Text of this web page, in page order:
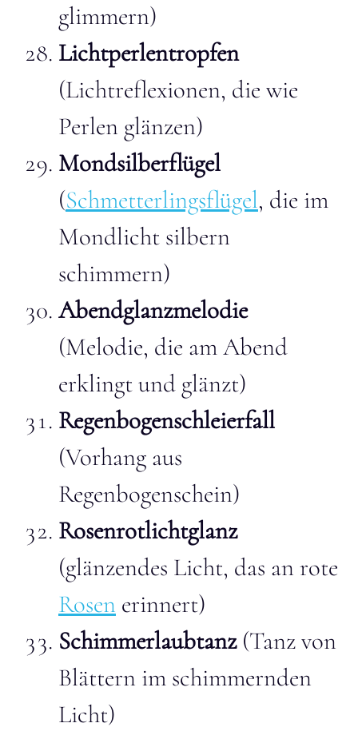
glimmern)
Lichtperlentropfen
(Lichtreflexionen, die wie
Perlen glänzen)
Mondsilberflügel
(Schmetterlingsflügel, die im
Mondlicht silbern
schimmern)
Abendglanzmelodie
(Melodie, die am Abend
erklingt und glänzt)
Regenbogenschleierfall
(Vorhang aus
Regenbogenschein)
Rosenrotlichtglanz
(glänzendes Licht, das an rote
Rosen erinnert)
Schimmerlaubtanz(Tanz von
Blättern im schimmernden
Licht)